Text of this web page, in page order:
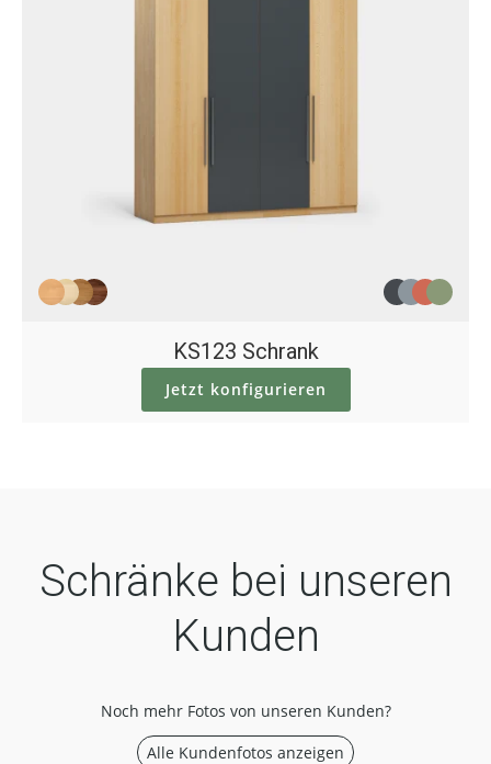
KS123 Schrank
Jetzt konfigurieren
Schränke bei unseren
Kunden
Noch mehr Fotos von unseren Kunden?
Alle Kundenfotos anzeigen